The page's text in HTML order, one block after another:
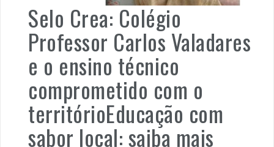
Selo Crea: Colégio
Professor Carlos Valadares
e o ensino técnico
comprometido com o
territórioEducação com
sabor local: saiba mais